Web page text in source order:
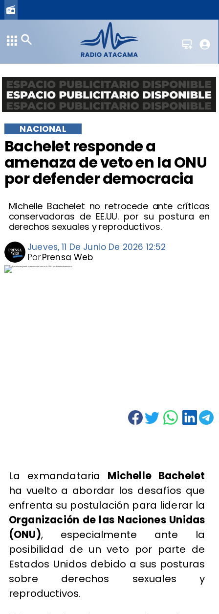
Bachelet responde a
amenaza de veto en la ONU
por defender democracia
Michelle Bachelet no retrocede ante críticas
conservadoras de EE.UU. por su postura en
derechos sexuales y reproductivos.
NACIONAL
Jueves, 11 De Junio De 2026 12:52
Prensa Web
Por
La exmandataria Michelle Bachelet
ha vuelto a abordar los desafíos que
enfrenta su postulación para liderar la
Organización de las Naciones Unidas
(ONU), especialmente ante la
posibilidad de un veto por parte de
Estados Unidos debido a sus posturas
sobre derechos sexuales y
reproductivos.